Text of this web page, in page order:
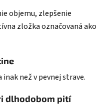
objemu, zlepšenie
zložka označovaná ako
než v pevnej strave.
dlhodobom pití